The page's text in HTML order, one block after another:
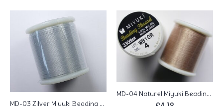
MD-03 Zilver Miyuki Beading Thread
MD-04 Naturel Miyuki Beading Thread